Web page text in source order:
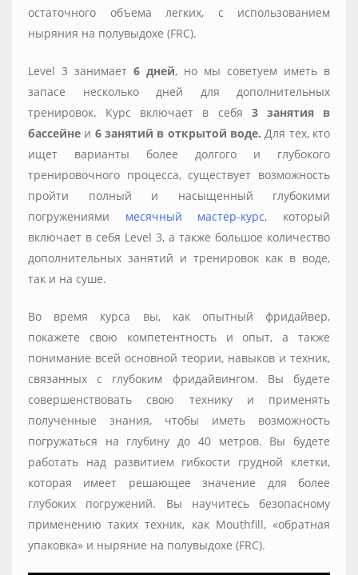
остаточного объема легких, с использованием
ныряния на полувыдохе (FRC).
Level 3 занимает 6 дней, но мы советуем иметь в
запасе несколько дней для дополнительных
тренировок. Курс включает в себя 3 занятия в
бассейне и 6 занятий в открытой воде. Для тех, кто
ищет варианты более долгого и глубокого
тренировочного процесса, существует возможность
пройти полный и насыщенный глубокими
погружениями месячный мастер-курс, который
включает в себя Level 3, а также большое количество
дополнительных занятий и тренировок как в воде,
так и на суше.
Во время курса вы, как опытный фридайвер,
покажете свою компетентность и опыт, а также
понимание всей основной теории, навыков и техник,
связанных с глубоким фридайвингом. Вы будете
совершенствовать свою технику и применять
полученные знания, чтобы иметь возможность
погружаться на глубину до 40 метров. Вы будете
работать над развитием гибкости грудной клетки,
которая имеет решающее значение для более
глубоких погружений. Вы научитесь безопасному
применению таких техник, как Mouthfill, «обратная
упаковка» и ныряние на полувыдохе (FRC).